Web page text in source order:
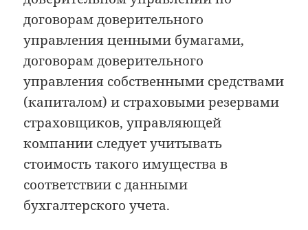
договорам доверительного
управления ценными бумагами,
договорам доверительного
управления собственными средствами
(капиталом) и страховыми резервами
страховщиков, управляющей
компании следует учитывать
стоимость такого имущества в
соответствии с данными
бухгалтерского учета.